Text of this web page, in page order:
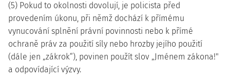
(5) Pokud to okolnosti dovolují, je policista před
provedením úkonu, při němž dochází k přímému
vynucování splnění právní povinnosti nebo k přímé
ochraně práv za použití síly nebo hrozby jejího použití
(dále jen „zákrok“), povinen použít slov „Jménem zákona!"
a odpovídající výzvy.